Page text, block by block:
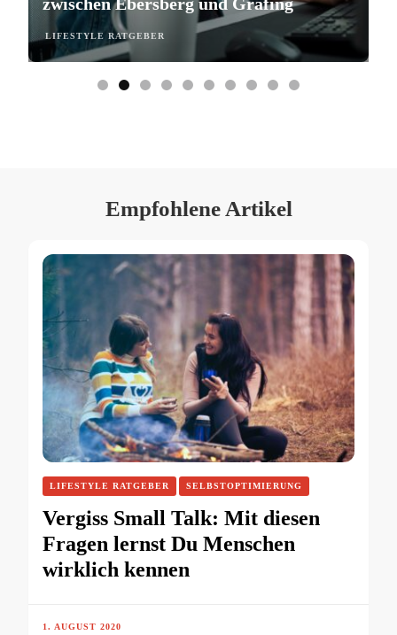
LIFESTYLE RATGEBER
Empfohlene Artikel
LIFESTYLE RATGEBER SELBSTOPTIMIERUNG
Vergiss Small Talk: Mit diesen
Fragen lernst Du Menschen
wirklich kennen
1. AUGUST 2020